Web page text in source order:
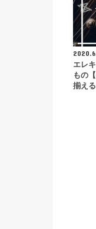
エレ
もの
揃え